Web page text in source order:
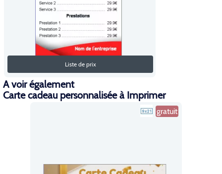
Liste de prix
A voir également
Carte cadeau personnalisée à Imprimer
gratuit